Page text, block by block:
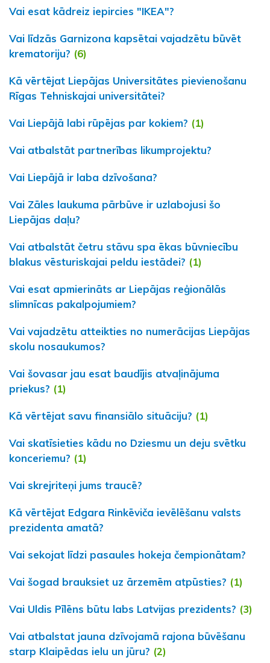
Vai esat kādreiz iepircies "IKEA"?
Vai līdzās Garnizona kapsētai vajadzētu būvēt
krematoriju? (6)
Kā vērtējat Liepājas Universitātes pievienošanu
Rīgas Tehniskajai universitātei?
Vai Liepājā labi rūpējas par kokiem? (1)
Vai atbalstāt partnerības likumprojektu?
Vai Liepājā ir laba dzīvošana?
Vai Zāles laukuma pārbūve ir uzlabojusi šo
Liepājas daļu?
Vai atbalstāt četru stāvu spa ēkas būvniecību
blakus vēsturiskajai peldu iestādei? (1)
Vai esat apmierināts ar Liepājas reģionālās
slimnīcas pakalpojumiem?
Vai vajadzētu atteikties no numerācijas Liepājas
skolu nosaukumos?
Vai šovasar jau esat baudījis atvaļinājuma
priekus? (1)
Kā vērtējat savu finansiālo situāciju? (1)
Vai skatīsieties kādu no Dziesmu un deju svētku
konceriemu? (1)
Vai skrejriteņi jums traucē?
Kā vērtējat Edgara Rinkēviča ievēlēšanu valsts
prezidenta amatā?
Vai sekojat līdzi pasaules hokeja čempionātam?
Vai šogad brauksiet uz ārzemēm atpūsties? (1)
Vai Uldis Pīlēns būtu labs Latvijas prezidents? (3)
Vai atbalstat jauna dzīvojamā rajona būvēšanu
starp Klaipēdas ielu un jūru? (2)